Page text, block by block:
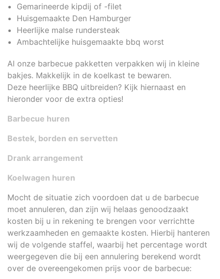
Gemarineerde kipdij of -filet
Huisgemaakte Den Hamburger
Heerlijke malse rundersteak
Ambachtelijke huisgemaakte bbq worst
Al onze barbecue pakketten verpakken wij in kleine
bakjes. Makkelijk in de koelkast te bewaren.
Deze heerlijke BBQ uitbreiden? Kijk hiernaast en
hieronder voor de extra opties!
Barbecue huren
Bestek, borden en servetten
Drank arrangement
Koelwagen huren
Mocht de situatie zich voordoen dat u de barbecue
moet annuleren, dan zijn wij helaas genoodzaakt
kosten bij u in rekening te brengen voor verrichtte
werkzaamheden en gemaakte kosten. Hierbij hanteren
wij de volgende staffel, waarbij het percentage wordt
weergegeven die bij een annulering berekend wordt
over de overeengekomen prijs voor de barbecue: